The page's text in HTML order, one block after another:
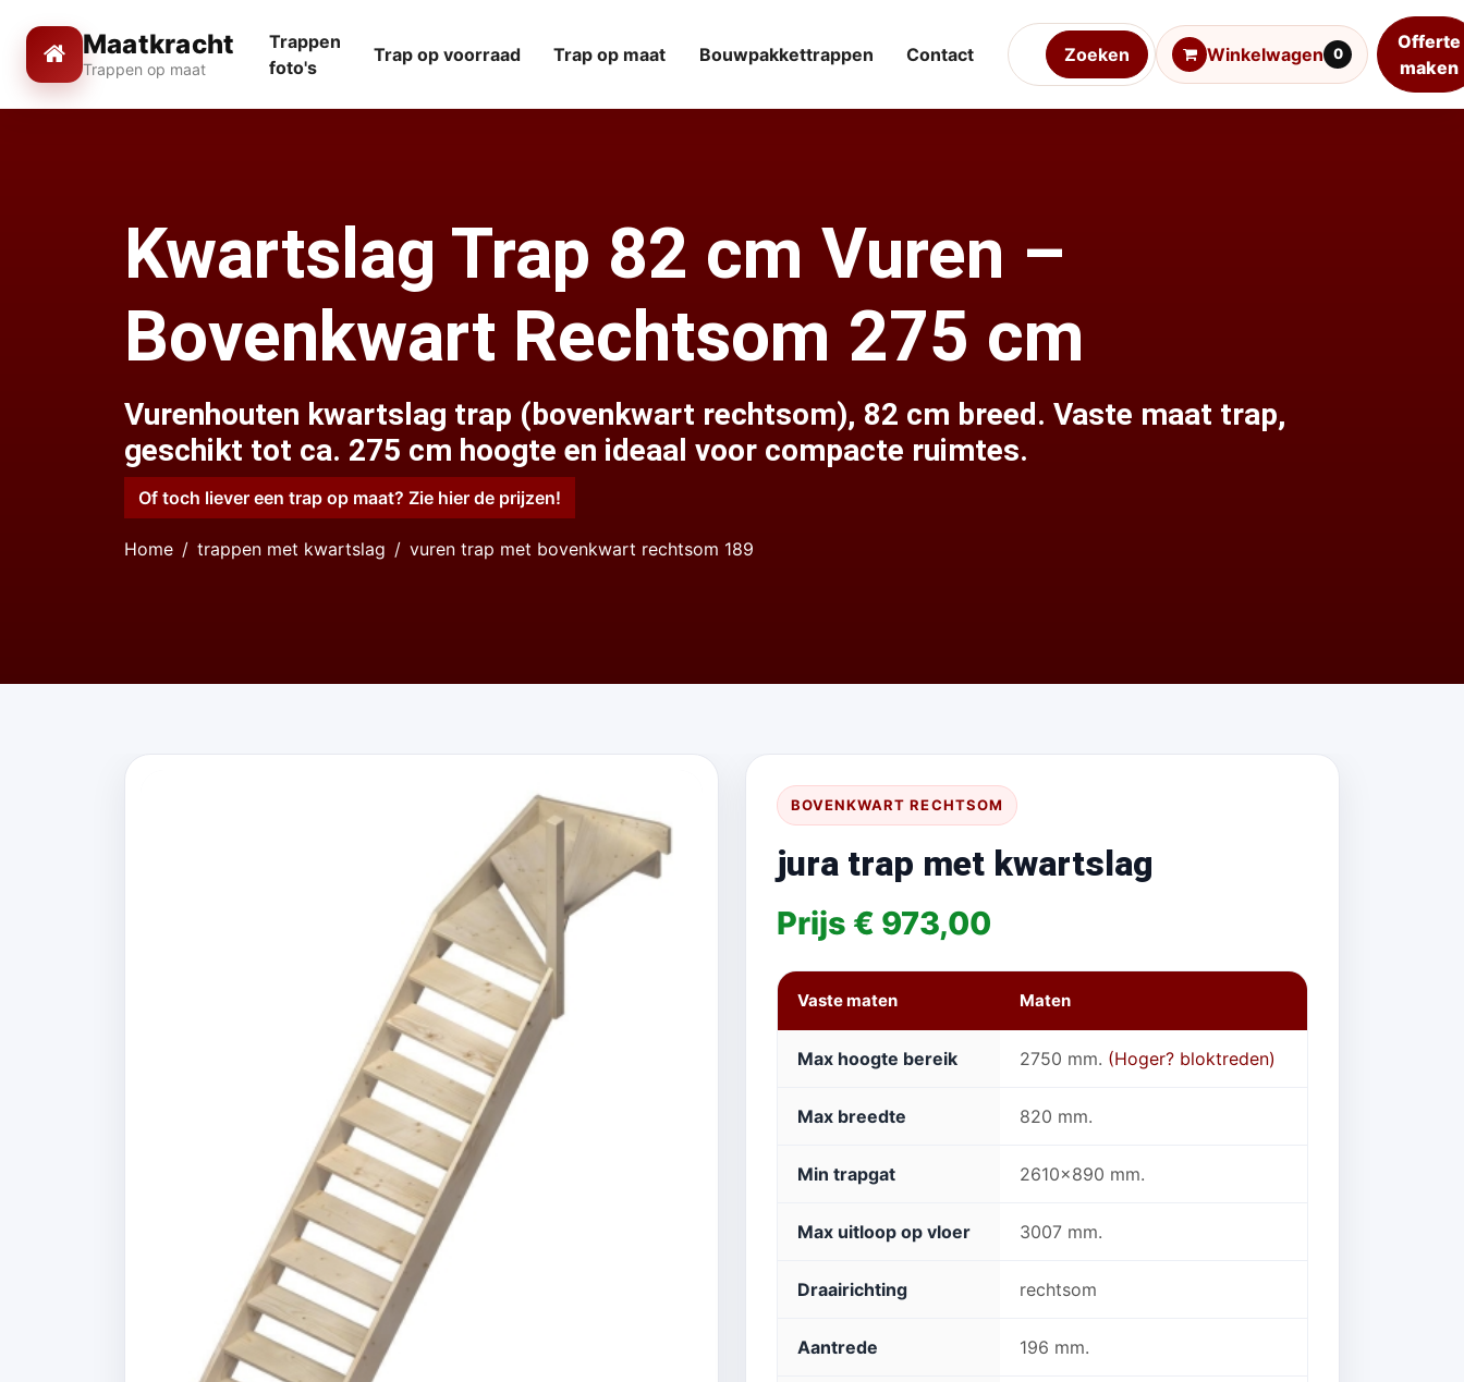
Maatkracht
Trappen op maat
Winkelwagen 0
Offerte
maken
Trappen
foto's
Trap op voorraad Trap op maat Bouwpakkettrappen Contact Zoeken
Kwartslag Trap 82 cm Vuren –
Bovenkwart Rechtsom 275 cm
Vurenhouten kwartslag trap (bovenkwart rechtsom), 82 cm breed. Vaste maat trap,
geschikt tot ca. 275 cm hoogte en ideaal voor compacte ruimtes.
Of toch liever een trap op maat? Zie hier de prijzen!
Home trappen met kwartslag vuren trap met bovenkwart rechtsom 189
BOVENKWART RECHTSOM
jura trap met kwartslag
Prijs € 973,00
Vaste maten Maten
Max hoogte bereik 2750 mm. (Hoger? bloktreden)
Max breedte 820 mm.
Min trapgat 2610x890 mm.
Max uitloop op vloer 3007 mm.
Draairichting rechtsom
Aantrede 196 mm.